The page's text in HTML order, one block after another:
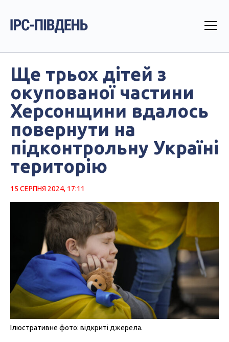
Ще трьох дітей з
окупованої частини
Херсонщини вдалось
повернути на
підконтрольну Україні
територію
15 СЕРПНЯ 2024, 17:11
Ілюстративне фото: відкриті джерела.